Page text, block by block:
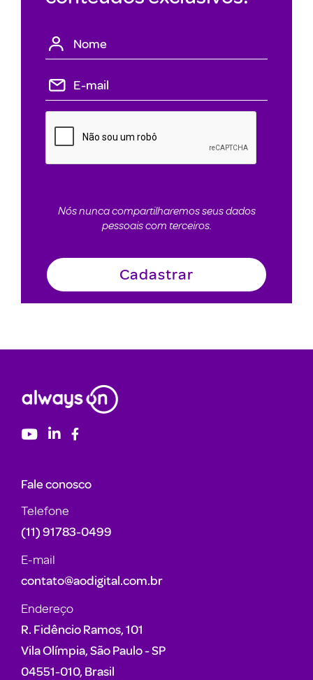
Nós nunca compartilharemos seus dados
pessoais com terceiros.
Fale conosco
Telefone
(11) 91783-0499
E-mail
contato@aodigital.com.br
Endereço
R. Fidêncio Ramos, 101
Vila Olímpia, São Paulo - SP
04551-010, Brasil